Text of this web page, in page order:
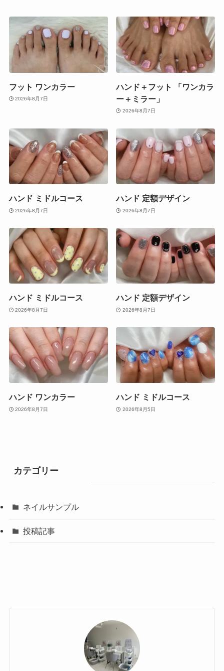
フット ワンカラー
2026年8月7日
ハンド＋フット 「ワンカラ
ー＋ミラー」
2026年8月7日
ハンド ミドルコース
2026年8月7日
ハンド 定額デザイン
2026年8月7日
ハンド ミドルコース
2026年8月7日
ハンド 定額デザイン
2026年8月7日
ハンド ワンカラー
2026年8月7日
ハンド ミドルコース
2026年8月5日
カテゴリー
ネイルサンプル
投稿記事